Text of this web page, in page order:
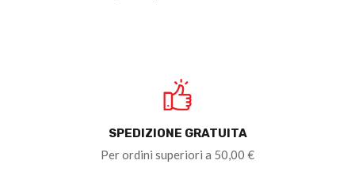
SPEDIZIONE GRATUITA
Per ordini superiori a 50,00 €